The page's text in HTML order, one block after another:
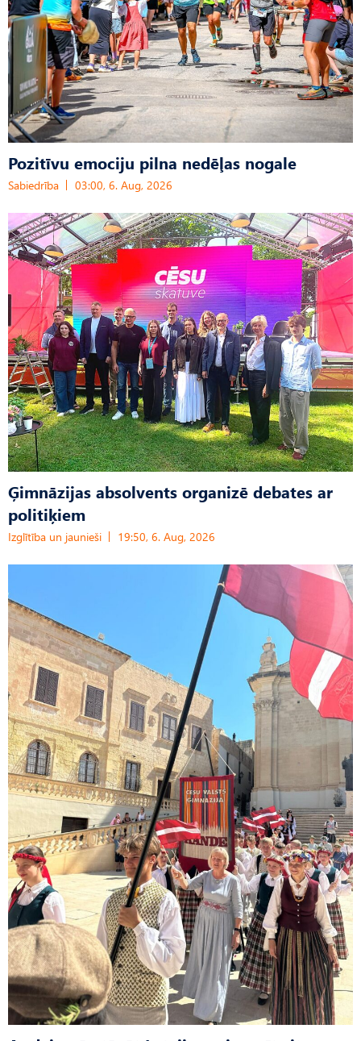
Pozitīvu emociju pilna nedēļas nogale
Sabiedrība 03:00, 6. Aug, 2026
Ģimnāzijas absolvents organizē debates ar
politiķiem
Izglītība un jaunieši 19:50, 6. Aug, 2026